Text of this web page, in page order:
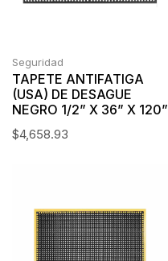
Seguridad
TAPETE ANTIFATIGA
(USA) DE DESAGUE
NEGRO 1/2” X 36” X 120”
$4,658.93